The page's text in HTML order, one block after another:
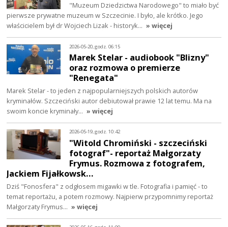
"Muzeum Dziedzictwa Narodowego" to miało być
pierwsze prywatne muzeum w Szczecinie. I było, ale krótko. Jego
właścicielem był dr Wojciech Lizak - historyk… » więcej
2026-05-20, godz. 06:15
Marek Stelar - audiobook "Blizny"
oraz rozmowa o premierze
"Renegata"
Marek Stelar - to jeden z najpopularniejszych polskich autorów
kryminałów. Szczeciński autor debiutował prawie 12 lat temu. Ma na
swoim koncie kryminały… » więcej
2026-05-19, godz. 10:42
"Witold Chromiński - szczeciński
fotograf"- reportaż Małgorzaty
Frymus. Rozmowa z fotografem,
Jackiem Fijałkowsk…
Dziś "Fonosfera" z odgłosem migawki w tle. Fotografia i pamięć - to
temat reportażu, a potem rozmowy. Najpierw przypomnimy reportaż
Małgorzaty Frymus… » więcej